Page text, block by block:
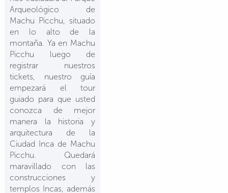
Arqueológico de
Machu Picchu, situado
en lo alto de la
montaña. Ya en Machu
Picchu luego de
registrar nuestros
tickets, nuestro guía
empezará el tour
guiado para que usted
conozca de mejor
manera la historia y
arquitectura de la
Ciudad Inca de Machu
Picchu. Quedará
maravillado con las
construcciones y
templos Incas, además